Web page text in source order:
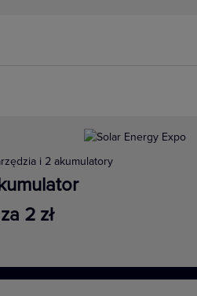
i 2 akumulatory
2 zł